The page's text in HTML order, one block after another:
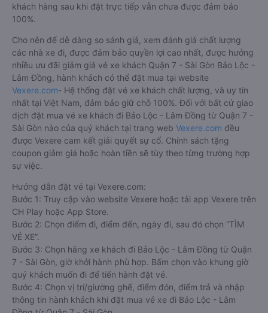
khách hàng sau khi đặt trực tiếp vẫn chưa được đảm bảo
100%.
Cho nên để dễ dàng so sánh giá, xem đánh giá chất lượng
các nhà xe đi, được đảm bảo quyền lợi cao nhất, được hưởng
nhiều ưu đãi giảm giá vé xe khách Quận 7 - Sài Gòn Bảo Lộc -
Lâm Đồng, hành khách có thể đặt mua tại website
Vexere.com- Hệ thống đặt vé xe khách chất lượng, và uy tín
nhất tại Việt Nam, đảm bảo giữ chỗ 100%. Đối với bất cứ giao
dịch đặt mua vé xe khách đi Bảo Lộc - Lâm Đồng từ Quận 7 -
Sài Gòn nào của quý khách tại trang web Vexere.com đều
được Vexere cam kết giải quyết sự cố. Chính sách tặng
coupon giảm giá hoặc hoàn tiền sẽ tùy theo từng trường hợp
sự việc.
Hướng dẫn đặt vé tại Vexere.com:
Bước 1: Truy cập vào website Vexere hoặc tải app Vexere trên
CH Play hoặc App Store.
Bước 2: Chọn điểm đi, điểm đến, ngày đi, sau đó chọn “TÌM
VÉ XE”.
Bước 3: Chọn hãng xe khách đi Bảo Lộc - Lâm Đồng từ Quận
7 - Sài Gòn, giờ khởi hành phù hợp. Bấm chọn vào khung giờ
quý khách muốn đi để tiến hành đặt vé.
Bước 4: Chọn vị trí/giường ghế, điểm đón, điểm trả và nhập
thông tin hành khách khi đặt mua vé xe đi Bảo Lộc - Lâm